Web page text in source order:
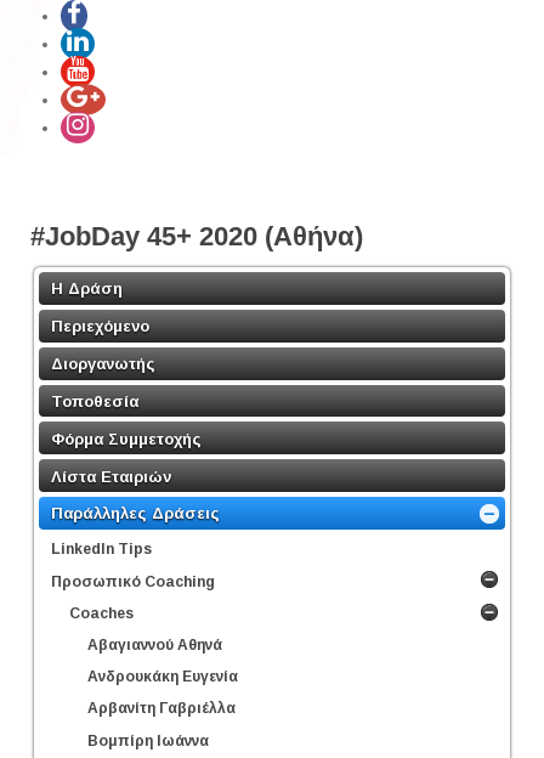
#JobDay 45+ 2020 (Αθήνα)
Η Δράση
Περιεχόμενο
Διοργανωτής
Τοποθεσία
Φόρμα Συμμετοχής
Λίστα Εταιριών
Παράλληλες Δράσεις
LinkedΙn Tips
Προσωπικό Coaching
Coaches
Αβαγιαννού Αθηνά
Ανδρουκάκη Ευγενία
Αρβανίτη Γαβριέλλα
Βομπίρη Ιωάννα